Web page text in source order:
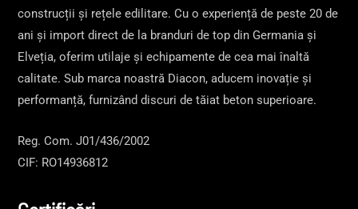
construcții și rețele edilitare. Cu o experiență de peste 20 de
ani și import direct de la branduri de top din Germania și
Elveția, oferim utilaje și echipamente de cea mai înaltă
calitate. Sub marca noastră Diacon, aducem inovație și
performanță, furnizând discuri de tăiat beton superioare.
Reg. Com. J01/436/2002
CIF: RO14936812